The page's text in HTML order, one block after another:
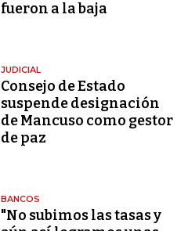
fueron a la baja
JUDICIAL
Consejo de Estado
suspende designación
de Mancuso como gestor
de paz
BANCOS
"No subimos las tasas y